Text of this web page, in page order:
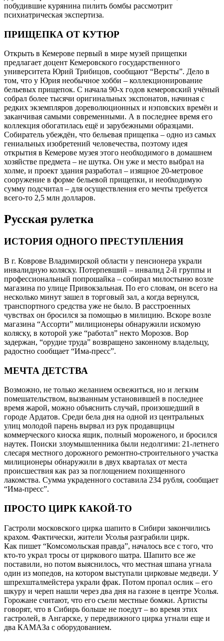
побудившие курянина пилить бомбы рассмотрит
психиатрическая экспертиза.
ПРИЩЕПКА ОТ КУТЮР
Открыть в Кемерове первый в мире музей прищепки
предлагает доцент Кемеровского государственного
университета Юрий Трибицов, сообщают “Версты”. Дело в
том, что у Юрия необычное хобби – коллекционирование
бельевых прищепок. С начала 90-х годов кемеровский учёный
собрал более тысячи оригинальных экспонатов, начиная с
редких экземпляров дореволюционных и нэповских времён и
заканчивая самыми современными. А в последнее время его
коллекция обогатилась ещё и зарубежными образцами.
Собиратель убеждён, что бельевая прищепка – одно из самых
гениальных изобретений человечества, поэтому идея
открытия в Кемерове музея этого необходимого в домашнем
хозяйстве предмета – не шутка. Он уже и место выбрал на
холме, и проект здания разработал – изящное 20-метровое
сооружение в форме бельевой прищепки, и необходимую
сумму подсчитал – для осуществления его мечты требуется
всего-то 2,5 млн долларов.
Русская рулетка
ИСТОРИЯ ОДНОГО ПРЕСТУПЛЕНИЯ
В г. Коврове Владимирской области у пенсионера украли
инвалидную коляску. Потерпевший – инвалид 2-й группы и
профессиональный попрошайка – собирал милостыню возле
магазина по улице Привокзальная. По его словам, он всего на
несколько минут зашел в торговый зал, а когда вернулся,
транспортного средства уже не было. В расстроенных
чувствах он бросился за помощью в милицию. Вскоре возле
магазина “Ассорти” милиционеры обнаружили искомую
коляску, в которой уже “работал” некто Морозов. Вор
задержан, “орудие труда” возвращено законному владельцу,
радостно сообщает “Има-пресс”.
МЕЧТА ДЕТСТВА
Возможно, не только желанием освежиться, но и легким
помешательством, вызванным установившей в последнее
время жарой, можно объяснить случай, произошедший в
городе Ардатов. Среди бела дня на одной из центральных
улиц молодой парень вырвал из рук продавщицы
коммерческого киоска ящик, полный мороженого, и бросился
наутек. Поиски злоумышленника были недолгими: 21-летнего
слесаря местного дорожного ремонтно-строительного участка
милиционеры обнаружили в двух кварталах от места
происшествия как раз за поглощением похищенного
лакомства. Сумма украденного составила 234 рубля, сообщает
“Има-пресс”.
ПРОСТО ЦИРК КАКОЙ-ТО
Гастроли московского цирка шапито в Сибири закончились
крахом. Фактически, жители Усолья разграбили цирк.
Как пишет “Комсомольская правда”, началось все с того, что
кто-то украл тросы от циркового шатра. Шапито все же
поставили, но потом выяснилось, что местная шпана угнала
один из мопедов, на котором выступали цирковые медведи. У
шпрехшталмейстера украли фрак. Потом пропал ослик – его
шкуру и череп нашли через два дня на газоне в центре Усолья.
Горожане считают, что его съели местные бомжи. Артисты
говорят, что в Сибирь больше не поедут – во время этих
гастролей, в Ангарске, у передвижного цирка угнали еще и
два КАМАЗа с оборудованием.